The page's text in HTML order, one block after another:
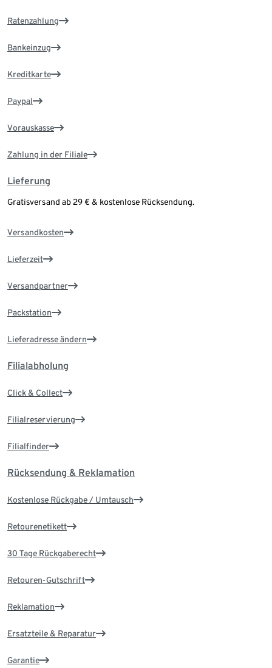
Ratenzahlung
Bankeinzug
Kreditkarte
Paypal
Vorauskasse
Zahlung in der Filiale
Lieferung
Gratisversand ab 29 € & kostenlose Rücksendung.
Versandkosten
Lieferzeit
Versandpartner
Packstation
Lieferadresse ändern
Filialabholung
Click & Collect
Filialreservierung
Filialfinder
Rücksendung & Reklamation
Kostenlose Rückgabe / Umtausch
Retourenetikett
30 Tage Rückgaberecht
Retouren-Gutschrift
Reklamation
Ersatzteile & Reparatur
Garantie